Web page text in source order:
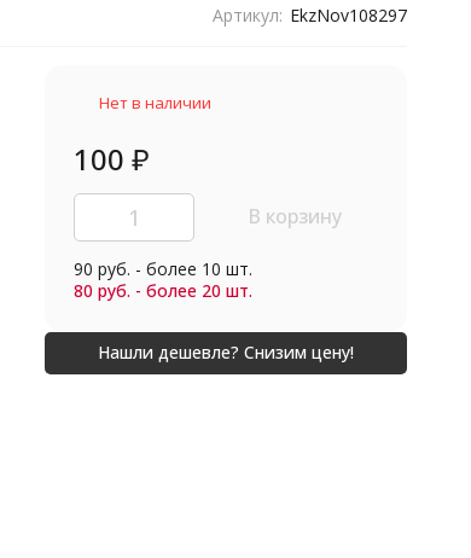
Артикул: EkzNov108297
Нет в наличии
100 ₽
В корзину
90 руб. - более 10 шт.
80 руб. - более 20 шт.